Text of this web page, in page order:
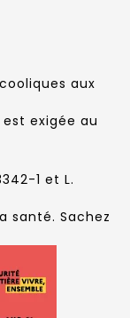
aux
exigée au
1 et L.
santé. Sachez